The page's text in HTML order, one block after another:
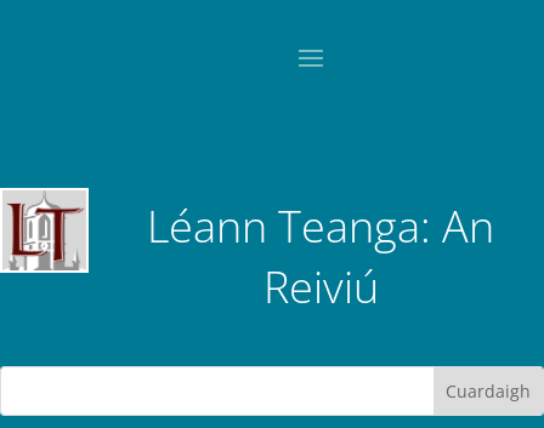
Léann Teanga: An
Reiviú